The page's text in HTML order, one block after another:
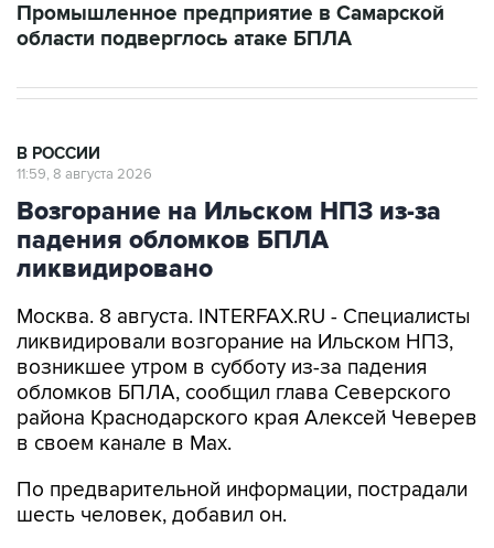
Промышленное предприятие в Самарской
области подверглось атаке БПЛА
В РОССИИ
11:59, 8 августа 2026
Возгорание на Ильском НПЗ из-за
падения обломков БПЛА
ликвидировано
Москва. 8 августа. INTERFAX.RU - Специалисты
ликвидировали возгорание на Ильском НПЗ,
возникшее утром в субботу из-за падения
обломков БПЛА, сообщил глава Северского
района Краснодарского края Алексей Чеверев
в своем канале в Max.
По предварительной информации, пострадали
шесть человек, добавил он.